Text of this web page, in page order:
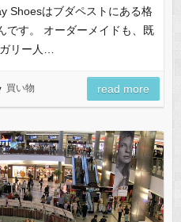
Shoesはブダペストにある格
です。 オーダーメイドも、既
リー人…
買い物 read more